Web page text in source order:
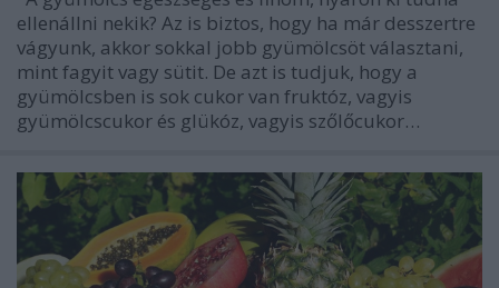
ellenállni nekik? Az is biztos, hogy ha már desszertre
vágyunk, akkor sokkal jobb gyümölcsöt választani,
mint fagyit vagy sütit. De azt is tudjuk, hogy a
gyümölcsben is sok cukor van fruktóz, vagyis
gyümölcscukor és glükóz, vagyis szőlőcukor…